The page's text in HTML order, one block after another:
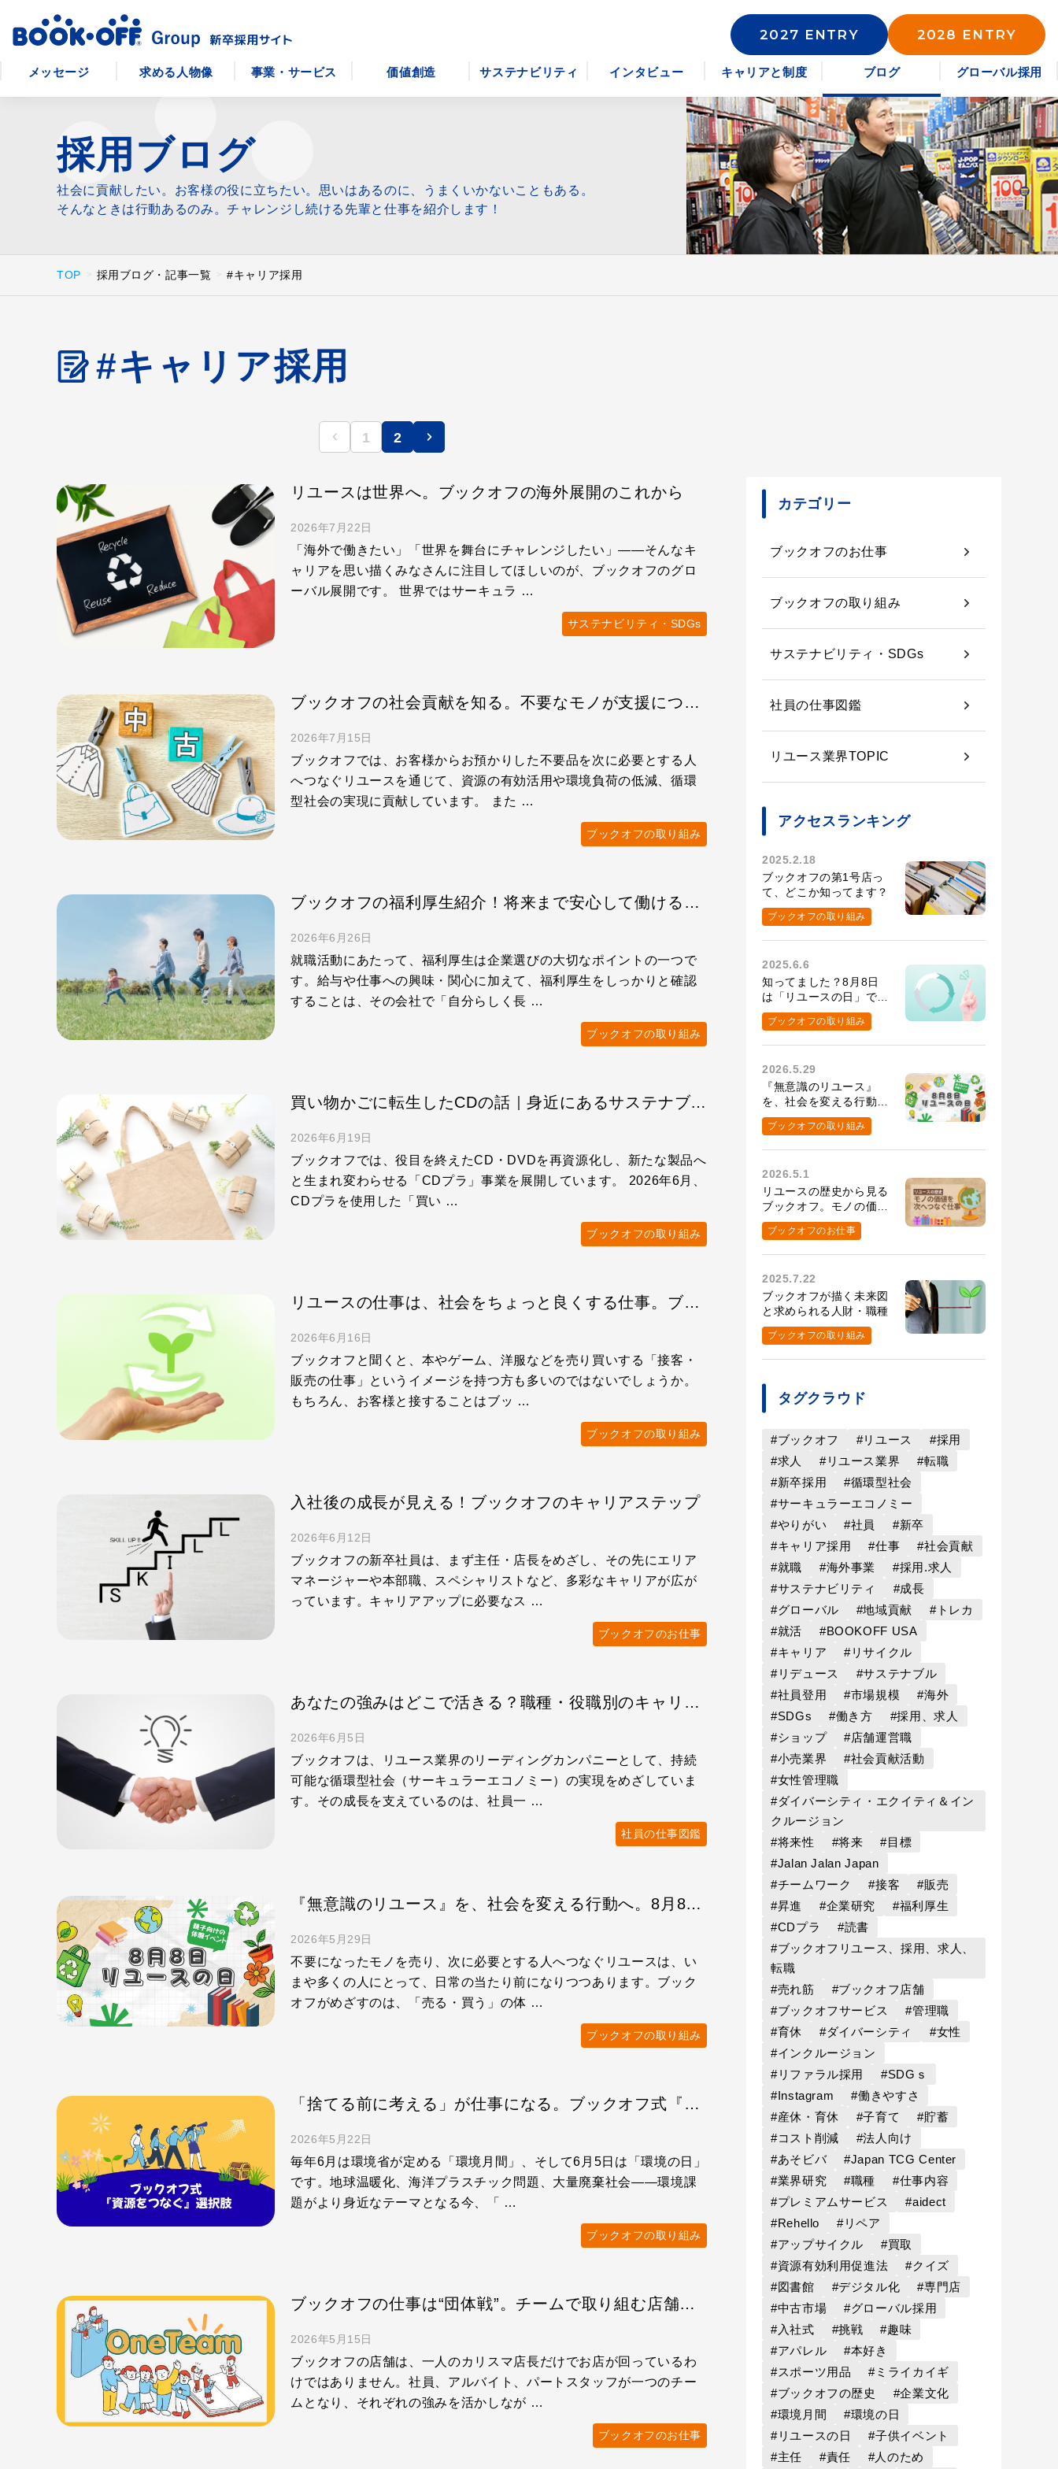
2027 ENTRY 2028 ENTRY
メッセージ 求める人物像 事業・サービス 価値創造 サステナビリティ インタビュー キャリアと制度 ブログ グローバル採用
採用ブログ
社会に貢献したい。お客様の役に立ちたい。思いはあるのに、うまくいかないこともある。
そんなときは行動あるのみ。チャレンジし続ける先輩と仕事を紹介します！
TOP 採用ブログ・記事一覧 #キャリア採用
#キャリア採用
1 2
リユースは世界へ。ブックオフの海外展開のこれから
2026年7月22日
「海外で働きたい」「世界を舞台にチャレンジしたい」——そんなキ
ャリアを思い描くみなさんに注目してほしいのが、ブックオフのグロ
ーバル展開です。 世界ではサーキュラ …
サステナビリティ・SDGs
ブックオフの社会貢献を知る。不要なモノが支援につながるリユースの仕事
2026年7月15日
ブックオフでは、お客様からお預かりした不要品を次に必要とする人
へつなぐリユースを通じて、資源の有効活用や環境負荷の低減、循環
型社会の実現に貢献しています。 また …
ブックオフの取り組み
ブックオフの福利厚生紹介！将来まで安心して働ける制度とは
2026年6月26日
就職活動にあたって、福利厚生は企業選びの大切なポイントの一つで
す。給与や仕事への興味・関心に加えて、福利厚生をしっかりと確認
することは、その会社で「自分らしく長 …
ブックオフの取り組み
買い物かごに転生したCDの話｜身近にあるサステナブル
2026年6月19日
ブックオフでは、役目を終えたCD・DVDを再資源化し、新たな製品へ
と生まれ変わらせる「CDプラ」事業を展開しています。 2026年6月、
CDプラを使用した「買い …
ブックオフの取り組み
リユースの仕事は、社会をちょっと良くする仕事。ブックオフで働く意義
2026年6月16日
ブックオフと聞くと、本やゲーム、洋服などを売り買いする「接客・
販売の仕事」というイメージを持つ方も多いのではないでしょうか。
もちろん、お客様と接することはブッ …
ブックオフの取り組み
入社後の成長が見える！ブックオフのキャリアステップ
2026年6月12日
ブックオフの新卒社員は、まず主任・店長をめざし、その先にエリア
マネージャーや本部職、スペシャリストなど、多彩なキャリアが広が
っています。キャリアアップに必要なス …
ブックオフのお仕事
あなたの強みはどこで活きる？職種・役職別のキャリアを紹介します！
2026年6月5日
ブックオフは、リユース業界のリーディングカンパニーとして、持続
可能な循環型社会（サーキュラーエコノミー）の実現をめざしていま
す。その成長を支えているのは、社員一 …
社員の仕事図鑑
『無意識のリユース』を、社会を変える行動へ。8月8日リユースの日の取り組み
2026年5月29日
不要になったモノを売り、次に必要とする人へつなぐリユースは、い
まや多くの人にとって、日常の当たり前になりつつあります。ブック
オフがめざすのは、「売る・買う」の体 …
ブックオフの取り組み
「捨てる前に考える」が仕事になる。ブックオフ式『資源をつなぐ』選択肢
2026年5月22日
毎年6月は環境省が定める「環境月間」、そして6月5日は「環境の日」
です。地球温暖化、海洋プラスチック問題、大量廃棄社会——環境課
題がより身近なテーマとなる今、「 …
ブックオフの取り組み
ブックオフの仕事は“団体戦”。チームで取り組む店舗運営のおもしろさ
2026年5月15日
ブックオフの店舗は、一人のカリスマ店長だけでお店が回っているわ
けではありません。社員、アルバイト、パートスタッフが一つのチー
ムとなり、それぞれの強みを活かしなが …
ブックオフのお仕事
カテゴリー
ブックオフのお仕事
ブックオフの取り組み
サステナビリティ・SDGs
社員の仕事図鑑
リユース業界TOPIC
アクセスランキング
2025.2.18
ブックオフの第1号店っ
て、どこか知ってます？
ブックオフの取り組み
2025.6.6
知ってました？8月8日
は「リユースの日」で
す！
ブックオフの取り組み
2026.5.29
『無意識のリユース』
を、社会を変える行動
へ。8月8日リユースの
日の取り組み
ブックオフの取り組み
2026.5.1
リユースの歴史から見る
ブックオフ。モノの価値
を次へつなぐ仕事とは？
ブックオフのお仕事
2025.7.22
ブックオフが描く未来図
と求められる人財・職種
ブックオフの取り組み
タグクラウド
#ブックオフ #リユース
#採用
#求人
#リユース業界
#転職
#新卒採用
#循環型社会
#サーキュラーエコノミー
#やりがい
#社員
#新卒
#キャリア採用
#仕事
#社会貢献
#就職
#海外事業
#採用.求人
#サステナビリティ
#成長
#グローバル
#地域貢献
#トレカ
#就活
#BOOKOFF USA
#キャリア
#リサイクル
#リデュース
#サステナブル
#社員登用
#市場規模
#海外
#SDGs
#働き方
#採用、求人
#ショップ
#店舗運営職
#小売業界
#社会貢献活動
#女性管理職
#ダイバーシティ・エクイティ＆イン
クルージョン
#将来性
#将来
#目標
#Jalan Jalan Japan
#チームワーク
#接客
#販売
#昇進
#企業研究
#福利厚生
#CDプラ
#読書
#ブックオフリユース、採用、求人、
転職
#売れ筋
#ブックオフ店舗
#ブックオフサービス
#管理職
#育休
#ダイバーシティ
#女性
#インクルージョン
#リファラル採用
#SDGｓ
#Instagram
#働きやすさ
#産休・育休
#子育て
#貯蓄
#コスト削減
#法人向け
#あそビバ
#Japan TCG Center
#業界研究
#職種
#仕事内容
#プレミアムサービス
#aidect
#Rehello
#リペア
#アップサイクル
#買取
#資源有効利用促進法
#クイズ
#図書館
#デジタル化
#専門店
#中古市場
#グローバル採用
#入社式
#挑戦
#趣味
#アパレル
#本好き
#スポーツ用品
#ミライカイギ
#ブックオフの歴史
#企業文化
#環境月間
#環境の日
#リユースの日
#子供イベント
#主任
#責任 #人のため